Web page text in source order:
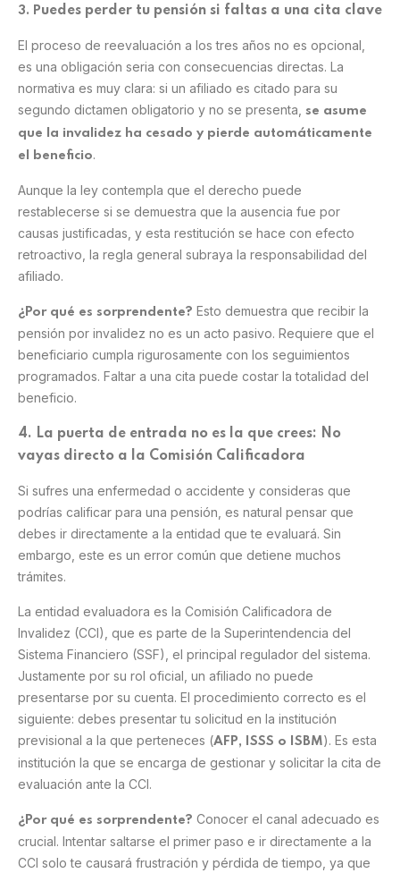
3. Puedes perder tu pensión si faltas a una cita clave
El proceso de reevaluación a los tres años no es opcional,
es una obligación seria con consecuencias directas. La
normativa es muy clara: si un afiliado es citado para su
segundo dictamen obligatorio y no se presenta,
se asume
que la invalidez ha cesado y pierde automáticamente
el beneficio.
Aunque la ley contempla que el derecho puede
restablecerse si se demuestra que la ausencia fue por
causas justificadas, y esta restitución se hace con efecto
retroactivo, la regla general subraya la responsabilidad del
afiliado.
¿Por qué es sorprendente? Esto demuestra que recibir la
pensión por invalidez no es un acto pasivo. Requiere que el
beneficiario cumpla rigurosamente con los seguimientos
programados. Faltar a una cita puede costar la totalidad del
beneficio.
4. La puerta de entrada no es la que crees: No
vayas directo a la Comisión Calificadora
Si sufres una enfermedad o accidente y consideras que
podrías calificar para una pensión, es natural pensar que
debes ir directamente a la entidad que te evaluará. Sin
embargo, este es un error común que detiene muchos
trámites.
La entidad evaluadora es la Comisión Calificadora de
Invalidez (CCI), que es parte de la Superintendencia del
Sistema Financiero (SSF), el principal regulador del sistema.
Justamente por su rol oficial, un afiliado no puede
presentarse por su cuenta. El procedimiento correcto es el
siguiente: debes presentar tu solicitud en la institución
previsional a la que perteneces (AFP, ISSS o ISBM). Es esta
institución la que se encarga de gestionar y solicitar la cita de
evaluación ante la CCI.
¿Por qué es sorprendente? Conocer el canal adecuado es
crucial. Intentar saltarse el primer paso e ir directamente a la
CCI solo te causará frustración y pérdida de tiempo, ya que